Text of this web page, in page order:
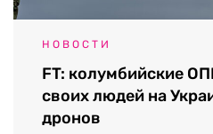
НОВОСТИ
FT: колумбийские
своих людей на
дронов